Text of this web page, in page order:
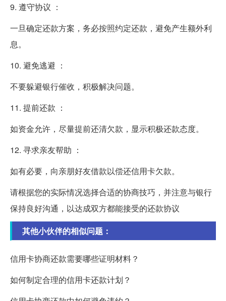
9. 遵守协议 ：
一旦确定还款方案，务必按照约定还款，避免产生额外利
息。
10. 避免逃避 ：
不要躲避银行催收，积极解决问题。
11. 提前还款 ：
如资金允许，尽量提前还清欠款，显示积极还款态度。
12. 寻求亲友帮助 ：
如有必要，向亲朋好友借款以偿还信用卡欠款。
请根据您的实际情况选择合适的协商技巧，并注意与银行
保持良好沟通，以达成双方都能接受的还款协议
其他小伙伴的相似问题：
信用卡协商还款需要哪些证明材料？
如何制定合理的信用卡还款计划？